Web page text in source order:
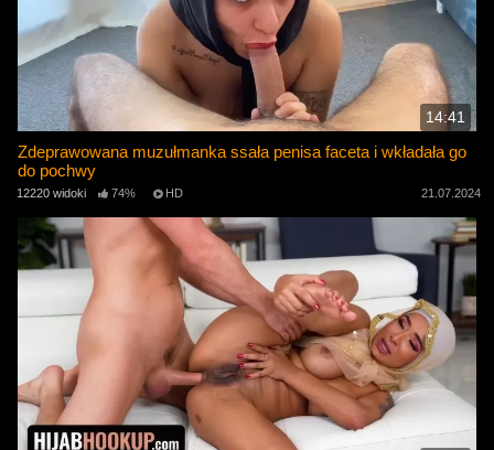
14:41
Zdeprawowana muzułmanka ssała penisa faceta i wkładała go
do pochwy
12220 widoki 74% HD 21.07.2024